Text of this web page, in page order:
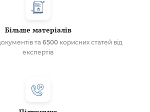
Більше матеріалів
та 6500корисних статей від
експертів